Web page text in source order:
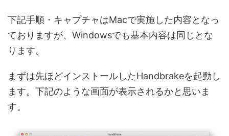
下記手順・キャプチャはMacで実施した内容となっ
ておりますが、Windowsでも基本内容は同じとな
ります。
まずは先ほどインストールしたHandbrakeを起動し
ます。下記のような画面が表示されるかと思いま
す。